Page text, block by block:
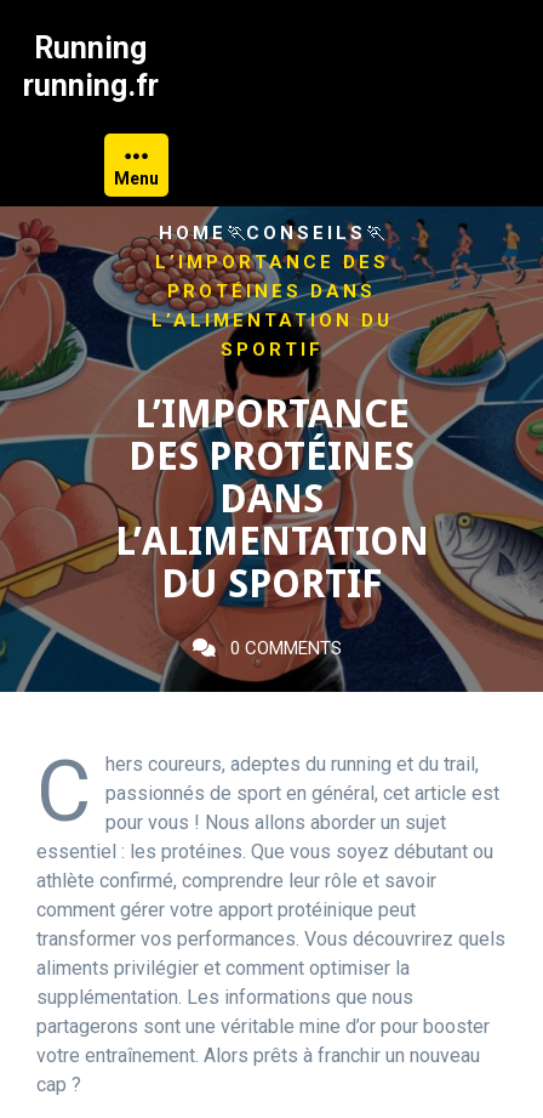
Running
running.fr
Menu
HOME 🏃 CONSEILS 🏃
L’IMPORTANCE DES
PROTÉINES DANS
L’ALIMENTATION DU
SPORTIF
L’IMPORTANCE
DES PROTÉINES
DANS
L’ALIMENTATION
DU SPORTIF
0 COMMENTS
C
hers coureurs, adeptes du running et du trail,
passionnés de sport en général, cet article est
pour vous ! Nous allons aborder un sujet
essentiel : les protéines. Que vous soyez débutant ou
athlète confirmé, comprendre leur rôle et savoir
comment gérer votre apport protéinique peut
transformer vos performances. Vous découvrirez quels
aliments privilégier et comment optimiser la
supplémentation. Les informations que nous
partagerons sont une véritable mine d’or pour booster
votre entraînement. Alors prêts à franchir un nouveau
cap ?